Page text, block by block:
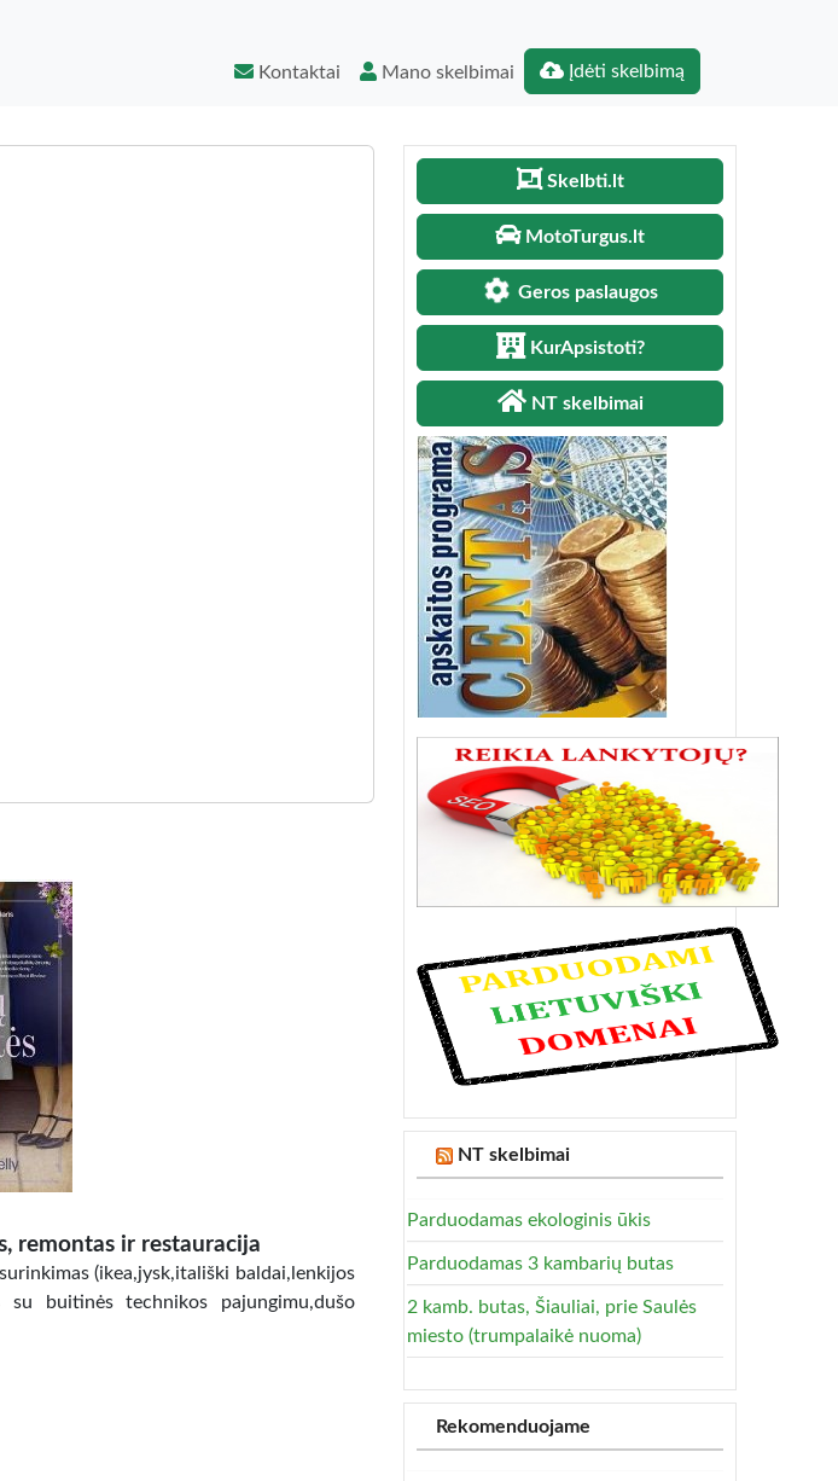
Kontaktai Mano skelbimai Įdėti skelbimą
remontas ir restauracija
(ikea,jysk,itališki baldai,lenkijos
buitinės technikos pajungimu,dušo
Skelbti.lt
MotoTurgus.lt
Geros paslaugos
KurApsistoti?
NT skelbimai
NT skelbimai
Parduodamas ekologinis ūkis
Parduodamas 3 kambarių butas
2 kamb. butas, Šiauliai, prie Saulės
miesto (trumpalaikė nuoma)
Rekomenduojame